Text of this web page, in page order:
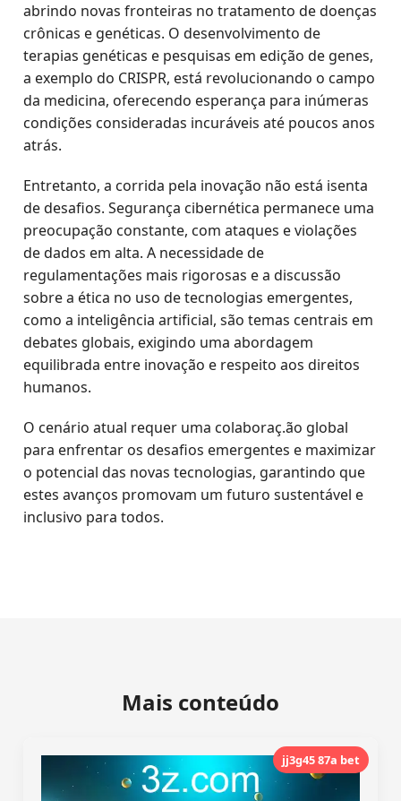
abrindo novas fronteiras no tratamento de doenças
crônicas e genéticas. O desenvolvimento de
terapias genéticas e pesquisas em edição de genes,
a exemplo do CRISPR, está revolucionando o campo
da medicina, oferecendo esperança para inúmeras
condições consideradas incuráveis até poucos anos
atrás.
Entretanto, a corrida pela inovação não está isenta
de desafios. Segurança cibernética permanece uma
preocupação constante, com ataques e violações
de dados em alta. A necessidade de
regulamentações mais rigorosas e a discussão
sobre a ética no uso de tecnologias emergentes,
como a inteligência artificial, são temas centrais em
debates globais, exigindo uma abordagem
equilibrada entre inovação e respeito aos direitos
humanos.
O cenário atual requer uma colaboraç.ão global
para enfrentar os desafios emergentes e maximizar
o potencial das novas tecnologias, garantindo que
estes avanços promovam um futuro sustentável e
inclusivo para todos.
Mais conteúdo
jj3g45 87a bet